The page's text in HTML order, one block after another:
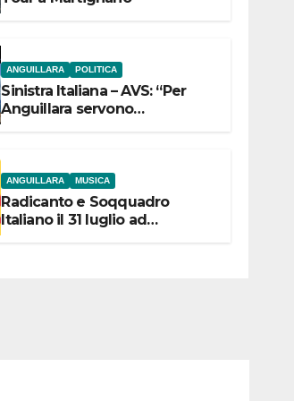
ANGUILLARA POLITICA
Sinistra Italiana – AVS: “Per
Anguillara servono
ANGUILLARA MUSICA
Radicanto e Soqquadro
Italiano il 31 luglio ad